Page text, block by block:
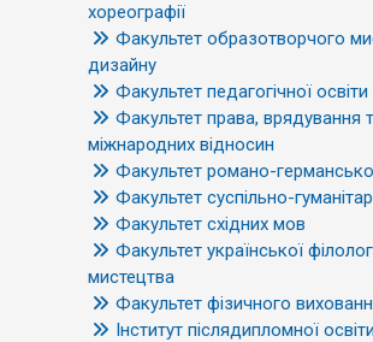
хореографії
Факультет образотворчого
дизайну
Факультет педагогічної освіти
Факультет права, врядування
міжнародних відносин
Факультет романо-
Факультет суспільно-
Факультет східних мов
Факультет української
мистецтва
Факультет фізичного
Інститут післядипломної освіти